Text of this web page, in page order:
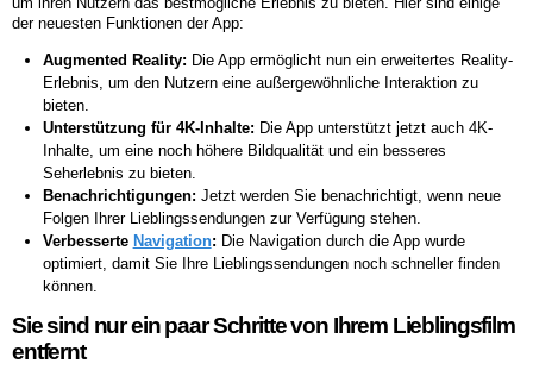
der neuesten Funktionen der App:
Augmented Reality: Die App ermöglicht nun ein erweitertes Reality-
Erlebnis, um den Nutzern eine außergewöhnliche Interaktion zu
bieten.
Unterstützung für 4K-Inhalte: Die App unterstützt jetzt auch 4K-
Inhalte, um eine noch höhere Bildqualität und ein besseres
Seherlebnis zu bieten.
Benachrichtigungen: Jetzt werden Sie benachrichtigt, wenn neue
Folgen Ihrer Lieblingssendungen zur Verfügung stehen.
Verbesserte Navigation: Die Navigation durch die App wurde
optimiert, damit Sie Ihre Lieblingssendungen noch schneller finden
können.
Sie sind nur ein paar Schritte von Ihrem Lieblingsfilm
entfernt